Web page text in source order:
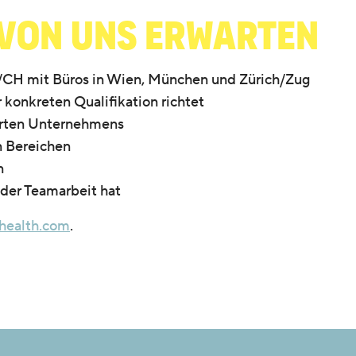
uns erwarten
mit Büros in Wien, München und Zürich/Zug
konkreten Qualifikation richtet
Unternehmens
Bereichen
Teamarbeit hat
.